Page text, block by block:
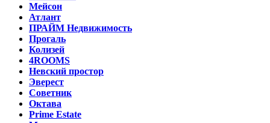
Мейсон
Атлант
ПРАЙМ Недвижимость
Прогаль
Колизей
4ROOMS
Невский простор
Эверест
Советник
Октава
Prime Estate